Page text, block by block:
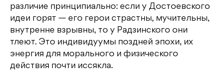
различие принципиально: если у Достоевского
идеи горят — его герои страстны, мучительны,
внутренне взрывны, то у Радзинского они
тлеют. Это индивидуумы поздней эпохи, их
энергия для морального и физического
действия почти иссякла.